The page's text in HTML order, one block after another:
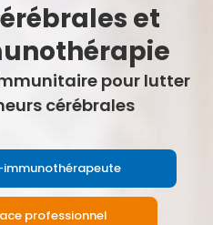
et
pour lutter
cérébrales
immunothérapeute
professionnel